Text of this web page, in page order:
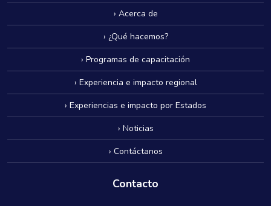
› Acerca de
› ¿Qué hacemos?
› Programas de capacitación
› Experiencia e impacto regional
› Experiencias e impacto por Estados
› Noticias
› Contáctanos
Contacto